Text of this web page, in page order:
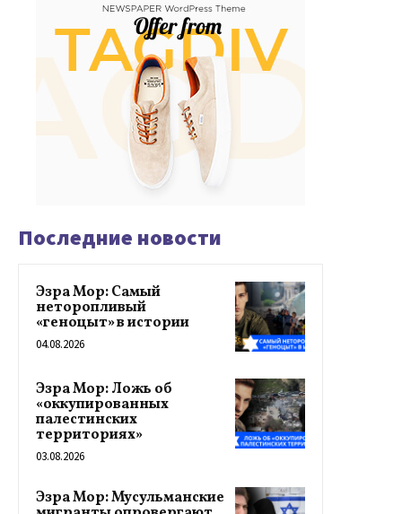
Последние новости
Эзра Мор: Самый
неторопливый
«геноцыт» в истории
04.08.2026
Эзра Мор: Ложь об
«оккупированных
палестинских
территориях»
03.08.2026
Эзра Мор: Мусульманские